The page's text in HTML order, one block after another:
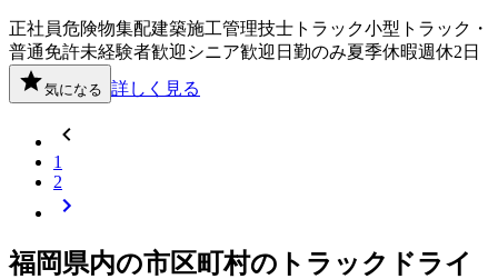
正社員危険物集配建築施工管理技士 トラック小型トラック・
普通免許未経験者歓迎 シニア歓迎 日勤のみ夏季休暇週休2日
気になる 詳しく見る
1
2
福岡県内の市区町村の トラック ドライ